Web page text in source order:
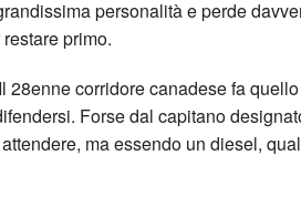
personalità e perde
primo.
Il 28enne corridore canadese fa
Forse dal capitano
ma essendo un diesel,